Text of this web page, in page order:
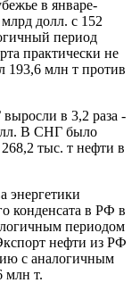
в январе-
долл. с 152
период
практически не
193,6 млн т против
в 3,2 раза -
В СНГ было
тыс. т нефти в
энергетики
конденсата в РФ в
периодом
нефти из РФ
с аналогичным
млн т.